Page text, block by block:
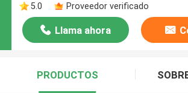
5.0
Proveedor verificado
Llama ahora
PRODUCTOS